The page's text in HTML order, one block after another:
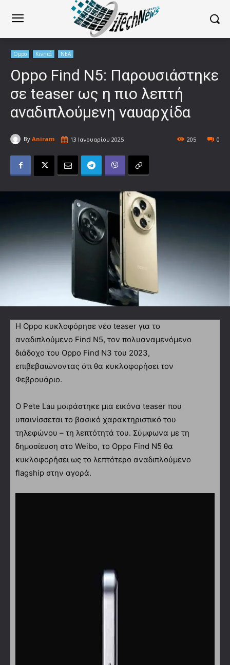
Oppo Κινητά ΝΕΑ
Oppo Find N5: Παρουσιάστηκε
σε teaser ως η πιο λεπτή
αναδιπλούμενη ναυαρχίδα
By Aniram 13 Ιανουαρίου 2025 0
205
Η Oppo κυκλοφόρησε νέο teaser για το
αναδιπλούμενο Find N5, τον πολυαναμενόμενο
διάδοχο του Oppo Find N3 του 2023,
επιβεβαιώνοντας ότι θα κυκλοφορήσει τον
Φεβρουάριο.
Ο Pete Lau μοιράστηκε μια εικόνα teaser που
υπαινίσσεται το βασικό χαρακτηριστικό του
τηλεφώνου – τη λεπτότητά του. Σύμφωνα με τη
δημοσίευση στο Weibo, το Oppo Find N5 θα
κυκλοφορήσει ως το λεπτότερο αναδιπλούμενο
flagship στην αγορά.